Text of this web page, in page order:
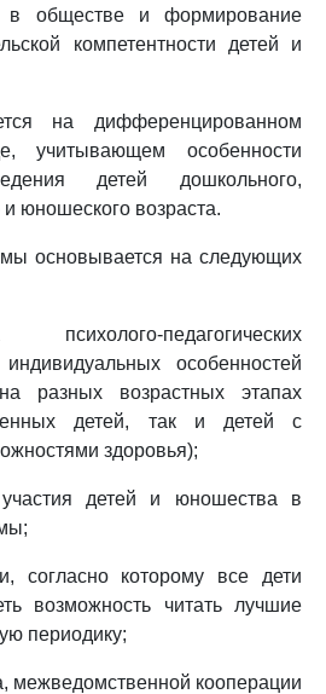
в обществе и формирование
компетентности детей и
на дифференцированном
учитывающем особенности
детей дошкольного,
юношеского возраста.
основывается на следующих
педагогических
особенностей
разных возрастных этапах
детей, так и детей с
здоровья);
участия детей и юношества в
согласно которому все дети
возможность читать лучшие
периодику;
межведомственной кооперации